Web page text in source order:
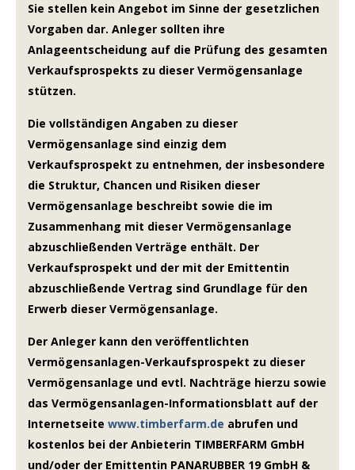
Sie stellen kein Angebot im Sinne der gesetzlichen
Vorgaben dar. Anleger sollten ihre
Anlageentscheidung auf die Prüfung des gesamten
Verkaufsprospekts zu dieser Vermögensanlage
stützen.
Die vollständigen Angaben zu dieser
Vermögensanlage sind einzig dem
Verkaufsprospekt zu entnehmen, der insbesondere
die Struktur, Chancen und Risiken dieser
Vermögensanlage beschreibt sowie die im
Zusammenhang mit dieser Vermögensanlage
abzuschließenden Verträge enthält. Der
Verkaufsprospekt und der mit der Emittentin
abzuschließende Vertrag sind Grundlage für den
Erwerb dieser Vermögensanlage.
Der Anleger kann den veröffentlichten
Vermögensanlagen-Verkaufsprospekt zu dieser
Vermögensanlage und evtl. Nachträge hierzu sowie
das Vermögensanlagen-Informationsblatt auf der
Internetseite www.timberfarm.de abrufen und
kostenlos bei der Anbieterin TIMBERFARM GmbH
und/oder der Emittentin PANARUBBER 19 GmbH &